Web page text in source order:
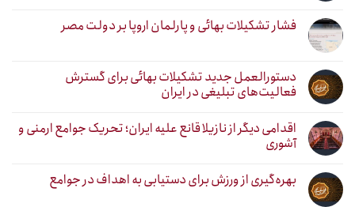
فشار تشکیلات بهائی و پارلمان اروپا بر دولت مصر
دستورالعمل جدید تشکیلات بهائی برای گسترش
فعالیت‌های تبلیغی در ایران
اقدامی دیگر از نازیلا قانع علیه ایران؛ تحریک جوامع ارمنی و
آشوری
بهره‌گیری از ورزش برای دستیابی به اهداف در جوامع